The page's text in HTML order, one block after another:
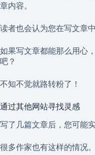
章内容。
读者也会认为您在写文章
如果写文章都能那么用心
吧？
不知不觉就路转粉了！
通过其他网站寻找灵感
写了几篇文章后，您可能
很多作家也有这样的情况。